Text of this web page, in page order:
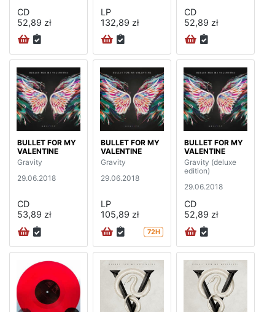
CD
52,89 zł
LP
132,89 zł
CD
52,89 zł
BULLET FOR MY
VALENTINE
Gravity
29.06.2018
CD
53,89 zł
BULLET FOR MY
VALENTINE
Gravity
29.06.2018
LP
105,89 zł
72H
BULLET FOR MY
VALENTINE
Gravity (deluxe
edition)
29.06.2018
CD
52,89 zł